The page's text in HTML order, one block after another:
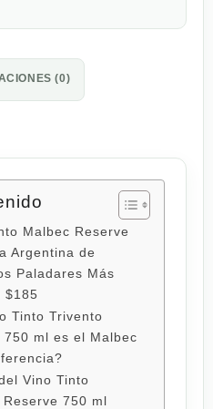
(0)
Malbec Reserve
Argentina de
Paladares Más
$185
Tinto Trivento
750 ml es el Malbec
Vino Tinto
750 ml